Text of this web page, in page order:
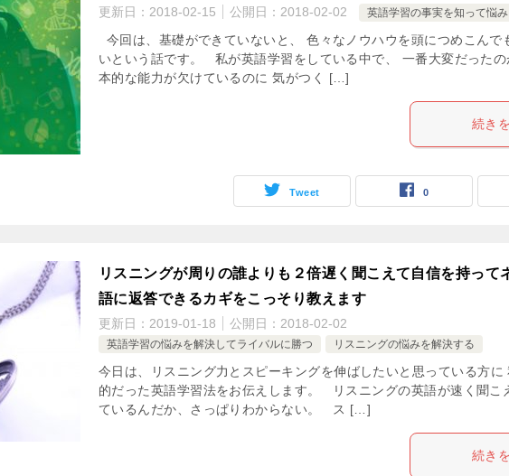
更新日： 2018-02-15 公開日： 2018-02-02 英語学習の事実を知って悩
今回は、基礎ができていないと、 色々なノウハウを頭につめこんで
いという話です。 私が英語学習をしている中で、 一番大変だった
本的な能力が欠けているのに 気がつく […]
続き
Tweet 0
リスニングが周りの誰よりも２倍遅く聞こえて自信を持って
語に返答できるカギをこっそり教えます
更新日： 2019-01-18 公開日： 2018-02-02
英語学習の悩みを解決してライバルに勝つ リスニングの悩みを解決する
今日は、リスニング力とスピーキングを伸ばしたいと思っている方に
的だった英語学習法をお伝えします。 リスニングの英語が速く聞こ
ているんだか、さっぱりわからない。 ス […]
続き